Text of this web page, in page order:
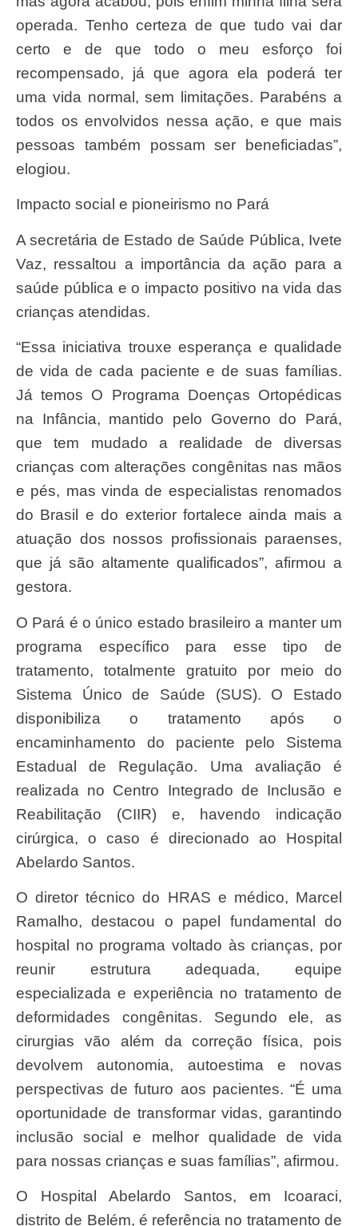
operada. Tenho certeza de que tudo vai dar
certo e de que todo o meu esforço foi
recompensado, já que agora ela poderá ter
uma vida normal, sem limitações. Parabéns a
todos os envolvidos nessa ação, e que mais
pessoas também possam ser beneficiadas”,
elogiou.
Impacto social e pioneirismo no Pará
A secretária de Estado de Saúde Pública, Ivete
Vaz, ressaltou a importância da ação para a
saúde pública e o impacto positivo na vida das
crianças atendidas.
“Essa iniciativa trouxe esperança e qualidade
de vida de cada paciente e de suas famílias.
Já temos O Programa Doenças Ortopédicas
na Infância, mantido pelo Governo do Pará,
que tem mudado a realidade de diversas
crianças com alterações congênitas nas mãos
e pés, mas vinda de especialistas renomados
do Brasil e do exterior fortalece ainda mais a
atuação dos nossos profissionais paraenses,
que já são altamente qualificados”, afirmou a
gestora.
O Pará é o único estado brasileiro a manter um
programa específico para esse tipo de
tratamento, totalmente gratuito por meio do
Sistema Único de Saúde (SUS). O Estado
disponibiliza o tratamento após o
encaminhamento do paciente pelo Sistema
Estadual de Regulação. Uma avaliação é
realizada no Centro Integrado de Inclusão e
Reabilitação (CIIR) e, havendo indicação
cirúrgica, o caso é direcionado ao Hospital
Abelardo Santos.
O diretor técnico do HRAS e médico, Marcel
Ramalho, destacou o papel fundamental do
hospital no programa voltado às crianças, por
reunir estrutura adequada, equipe
especializada e experiência no tratamento de
deformidades congênitas. Segundo ele, as
cirurgias vão além da correção física, pois
devolvem autonomia, autoestima e novas
perspectivas de futuro aos pacientes. “É uma
oportunidade de transformar vidas, garantindo
inclusão social e melhor qualidade de vida
para nossas crianças e suas famílias”, afirmou.
O Hospital Abelardo Santos, em Icoaraci,
distrito de Belém, é referência no tratamento de